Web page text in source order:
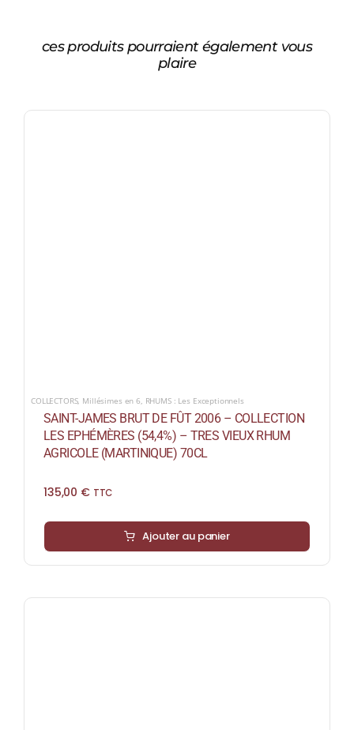
ces produits pourraient également vous
plaire
COLLECTORS, Millésimes en 6, RHUMS : Les Exceptionnels
SAINT-JAMES BRUT DE FÛT 2006 – COLLECTION
LES EPHÉMÈRES (54,4%) – TRES VIEUX RHUM
AGRICOLE (MARTINIQUE) 70CL
135,00 € TTC
Ajouter au panier